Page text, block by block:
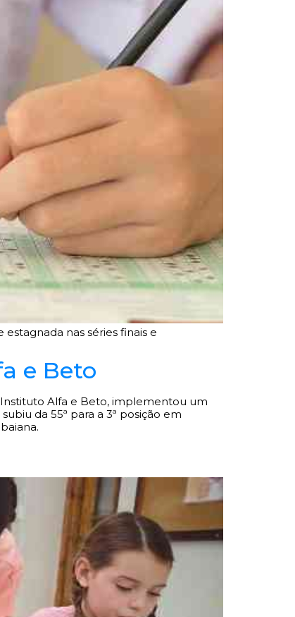
nas séries finais e
e Beto
Alfa e Beto, implementou um
da 55ª para a 3ª posição em